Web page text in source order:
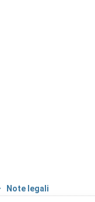
Note legali